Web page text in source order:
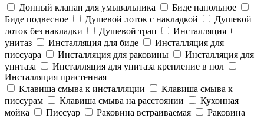
Донный клапан для умывальника
Биде напольное
Биде подвесное
Душевой лоток с накладкой
Душевой
лоток без накладки
Душевой трап
Инсталляция +
унитаз
Инсталляция для биде
Инсталляция для
писсуара
Инсталляция для раковины
Инсталляция для
унитаза
Инсталляция для унитаза крепление в пол
Инсталляция пристенная
Клавиша смыва к инсталляции
Клавиша смыва к
писсурам
Клавиша смыва на расстоянии
Кухонная
мойка
Писсуар Раковина встраиваемая
Раковина